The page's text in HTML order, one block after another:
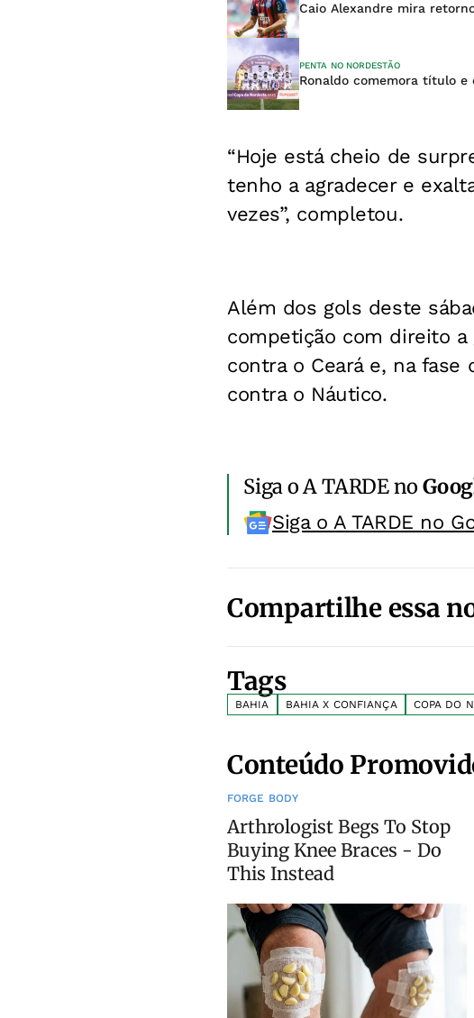
Caio Alexandre mira
PENTA NO NORDESTÃO
Ronaldo comemora título
“Hoje está cheio de
tenho a agradecer e
vezes”, completou.
Além dos gols deste
competição com direito
contra o Ceará e, na
contra o Náutico.
Siga o A TARDE no
Siga o A TARDE no
Compartilhe essa
Tags
BAHIA BAHIA X CONFIANÇA COPA DO